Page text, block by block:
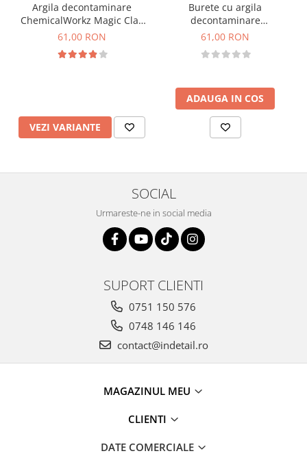
Argila decontaminare
ChemicalWorkz Magic Clay
Bar 2×50g
61,00 RON
VEZI VARIANTE
Burete cu argila
decontaminare
ChemicalWorkz Magic Clay
61,00 RON
ADAUGA IN COS
SOCIAL
Urmareste-ne in social media
SUPORT CLIENTI
0751 150 576
0748 146 146
contact@indetail.ro
MAGAZINUL MEU
CLIENTI
DATE COMERCIALE